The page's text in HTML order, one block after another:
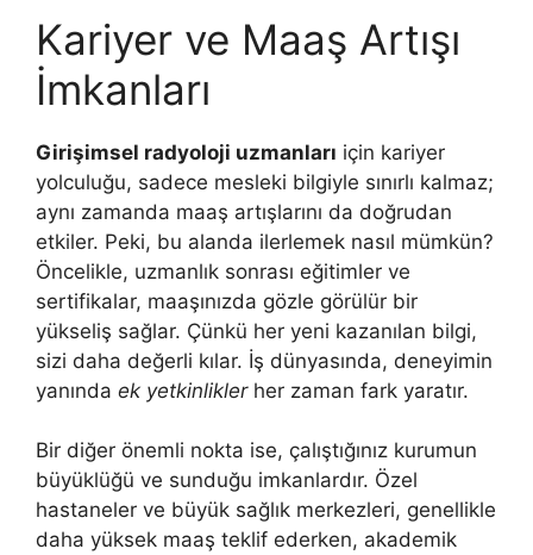
Kariyer ve Maaş Artışı
İmkanları
Girişimsel radyoloji uzmanları için kariyer
yolculuğu, sadece mesleki bilgiyle sınırlı kalmaz;
aynı zamanda maaş artışlarını da doğrudan
etkiler. Peki, bu alanda ilerlemek nasıl mümkün?
Öncelikle, uzmanlık sonrası eğitimler ve
sertifikalar, maaşınızda gözle görülür bir
yükseliş sağlar. Çünkü her yeni kazanılan bilgi,
sizi daha değerli kılar. İş dünyasında, deneyimin
yanında ek yetkinliklerher zaman fark yaratır.
Bir diğer önemli nokta ise, çalıştığınız kurumun
büyüklüğü ve sunduğu imkanlardır. Özel
hastaneler ve büyük sağlık merkezleri, genellikle
daha yüksek maaş teklif ederken, akademik